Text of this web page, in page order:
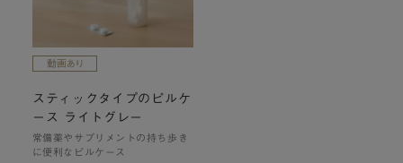
スティックタイプのピルケ
ース ライトグレー
常備薬やサプリメントの持ち歩き
に便利なピルケース